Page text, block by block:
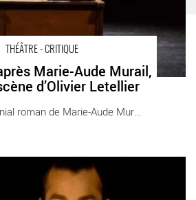
THÉÂTRE - CRITIQUE
Marie-Aude Murail,
d’Olivier Letellier
D’après le génial roman de Marie-Aude Murail, [...]
et Empires de la Lune texte de
/ adaptation et mes de
sortie Théâtre Paris Athénée Théâtre